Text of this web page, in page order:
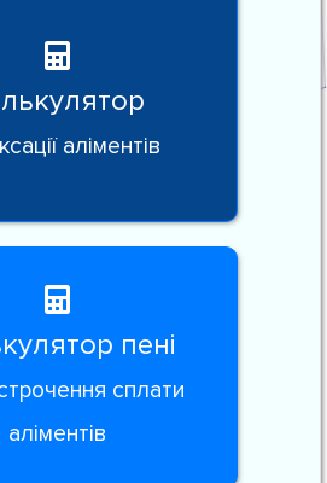
аліментів
пені
сплати
аліментів